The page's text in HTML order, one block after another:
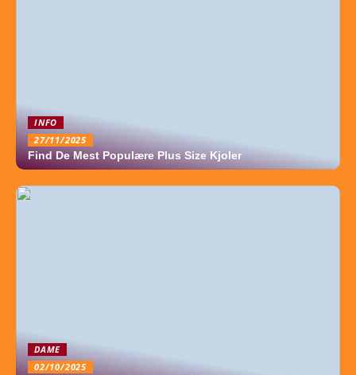
INFO
27/11/2025
Find De Mest Populære Plus Size Kjoler
DAME
02/10/2025